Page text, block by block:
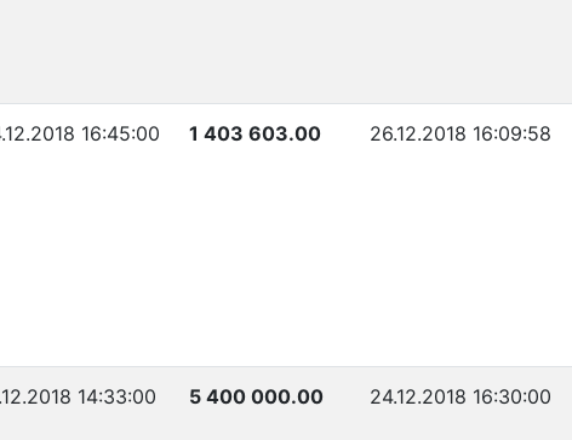
16:45:00 1 403 603.00 26.12.2018 16:09:58
14:33:00 5 400 000.00 24.12.2018 16:30:00